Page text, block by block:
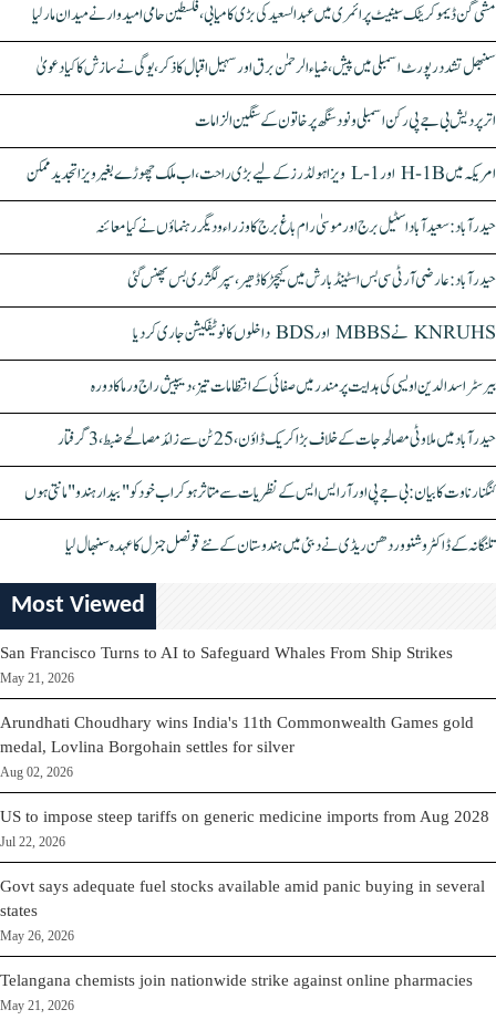
مشی گن ڈیموکریٹک سینیٹ پرائمری میں عبدالسعید کی بڑی کامیابی، فلسطین حامی امیدوار نے میدان مار لیا
سنبھل تشدد رپورٹ اسمبلی میں پیش، ضیاء الرحمٰن برق اور سہیل اقبال کا ذکر، یوگی نے سازش کا کیا دعویٰ
اتر پردیش بی جے پی رکن اسمبلی ونود سنگھ پر خاتون کے سنگین الزامات
امریکہ میں H-1B اور L-1 ویزا ہولڈرز کے لیے بڑی راحت، اب ملک چھوڑے بغیر ویزا تجدید ممکن
حیدرآباد: سعیدآباد اسٹیل برج اور موسیٰ رام باغ برج کا وزراء و دیگر رہنماؤں نے کیا معائنہ
حیدرآباد: عارضی آر ٹی سی بس اسٹینڈ بارش میں کیچڑ کا ڈھیر، سپر لگژری بس پھنس گئی
KNRUHS نے MBBS اور BDS داخلوں کا نوٹیفکیشن جاری کر دیا
بیرسٹر اسدالدین اویسی کی ہدایت پر مندر میں صفائی کے انتظامات تیز، دیپیش راج ورما کا دورہ
حیدرآباد میں ملاوٹی مصالحہ جات کے خلاف بڑا کریک ڈاؤن، 25 ٹن سے زائد مصالحے ضبط، 3 گرفتار
کنگنا رناوت کا بیان: بی جے پی اور آر ایس ایس کے نظریات سے متاثر ہو کر اب خود کو "بیدار ہندو" مانتی ہوں
تلنگانہ کے ڈاکٹر وشنو وردھن ریڈی نے دبئی میں ہندوستان کے نئے قونصل جنرل کا عہدہ سنبھال لیا
Most Viewed
San Francisco Turns to AI to Safeguard Whales From Ship Strikes
May 21, 2026
Arundhati Choudhary wins India's 11th Commonwealth Games gold
medal, Lovlina Borgohain settles for silver
Aug 02, 2026
US to impose steep tariffs on generic medicine imports from Aug 2028
Jul 22, 2026
Govt says adequate fuel stocks available amid panic buying in several
states
May 26, 2026
Telangana chemists join nationwide strike against online pharmacies
May 21, 2026